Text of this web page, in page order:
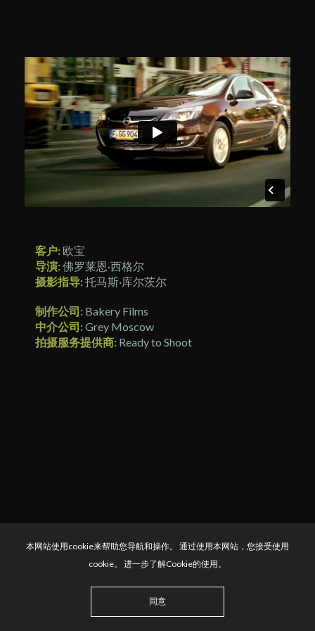
客户: 欧宝
导演:佛罗莱恩·西格尔
摄影指导:托马斯·库尔茨尔
制作公司: Bakery Films
中介公司:Grey Moscow
拍摄服务提供商: Ready to Shoot
本网站使用cookie来帮助您导航和操作。 通过使用本网站，您接受使用
cookie。 进一步了解Cookie的使用。
同意